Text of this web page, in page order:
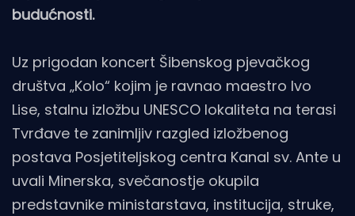
budućnosti.
Uz prigodan koncert Šibenskog pjevačkog
društva „Kolo“ kojim je ravnao maestro Ivo
Lise, stalnu izložbu UNESCO lokaliteta na terasi
Tvrđave te zanimljiv razgled izložbenog
postava Posjetiteljskog centra Kanal sv. Ante u
uvali Minerska, svečanostje okupila
predstavnike ministarstava, institucija, struke,